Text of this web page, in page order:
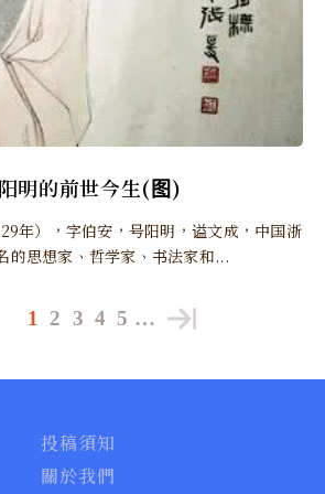
明的前世今生(图)
年），字伯安，号阳明，谥文成，中国浙
的思想家、哲学家、书法家和...
1 2 3 4 5 …
投稿須知
關於我們